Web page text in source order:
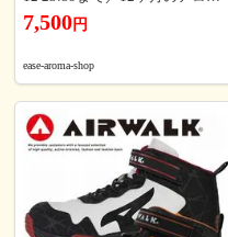
スプレー 30ml×12本セット 植物
ディート不使用 アルコール不使
7,500円
ease-aroma-shop